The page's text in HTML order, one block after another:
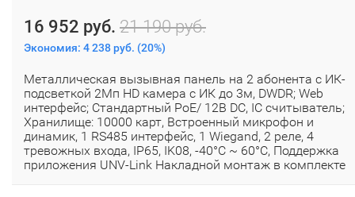
16 952 руб. 21 190 руб.
Экономия: 4 238 руб. (20%)
Металлическая вызывная панель на 2 абонента с ИК-
подсветкой 2Мп HD камера с ИК до 3м, DWDR; Web
интерфейс; Стандартный PoE/ 12В DC, IC считыватель;
Хранилище: 10000 карт, Встроенный микрофон и
динамик, 1 RS485 интерфейс, 1 Wiegand, 2 реле, 4
тревожных входа, IP65, IK08, -40°C ~ 60°C, Поддержка
приложения UNV-Link Накладной монтаж в комплекте